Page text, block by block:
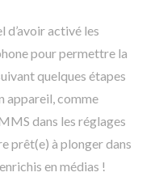
d’avoir activé les
pour permettre la
quelques étapes
appareil, comme
dans les réglages
prêt(e) à plonger dans
en médias !